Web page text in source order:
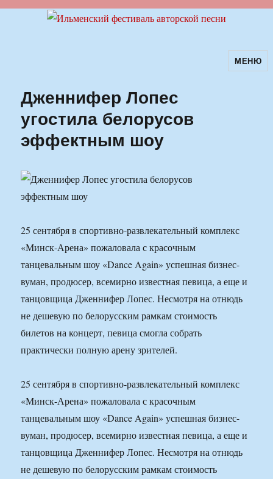
Ильменский фестиваль авторскойМЕНЮ
Дженнифер Лопес
угостила белорусов
эффектным шоу
25 сентября в спортивно-развлекательный комплекс
«Минск-Арена» пожаловала с красочным
танцевальным шоу «Dance Again» успешная бизнес-
вуман, продюсер, всемирно известная певица, а еще и
танцовщица Дженнифер Лопес. Несмотря на отнюдь
не дешевую по белорусским рамкам стоимость
билетов на концерт, певица смогла собрать
практически полную арену зрителей.
25 сентября в спортивно-развлекательный комплекс
«Минск-Арена» пожаловала с красочным
танцевальным шоу «Dance Again» успешная бизнес-
вуман, продюсер, всемирно известная певица, а еще и
танцовщица Дженнифер Лопес. Несмотря на отнюдь
не дешевую по белорусским рамкам стоимость